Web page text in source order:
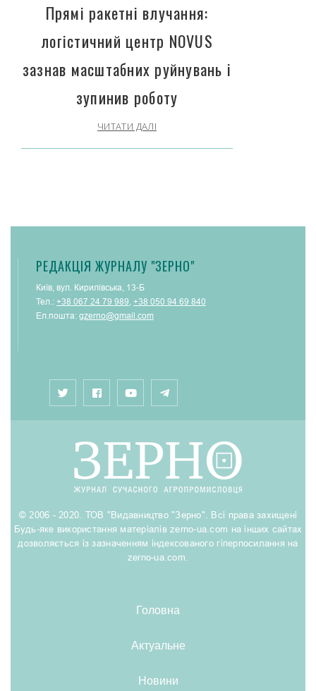
Прямі ракетні влучання:
логістичний центр NOVUS
зазнав масштабних руйнувань і
зупинив роботу
ЧИТАТИ ДАЛІ
РЕДАКЦІЯ ЖУРНАЛУ "ЗЕРНО"
Київ, вул. Кирилівська, 13-Б
Тел.: +38 067 24 79 989, +38 050 94 69 840
Ел.пошта: gzerno@gmail.com
© 2006 - 2020. ТОВ "Видавництво "Зерно". Всі права захищені
Будь-яке використання матеріалів zerno-ua.com на інших сайтах
дозволяється із зазначенням індексованого гіперпосилання на
zerno-ua.com.
Головна
Актуальне
Новини